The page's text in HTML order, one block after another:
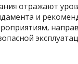
отражают
и